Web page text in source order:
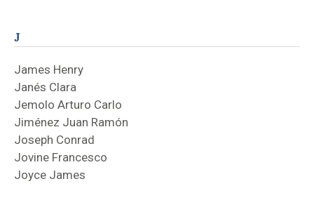
J
James Henry
Janés Clara
Jemolo Arturo Carlo
Jiménez Juan Ramón
Joseph Conrad
Jovine Francesco
Joyce James